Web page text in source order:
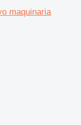
maquinaria